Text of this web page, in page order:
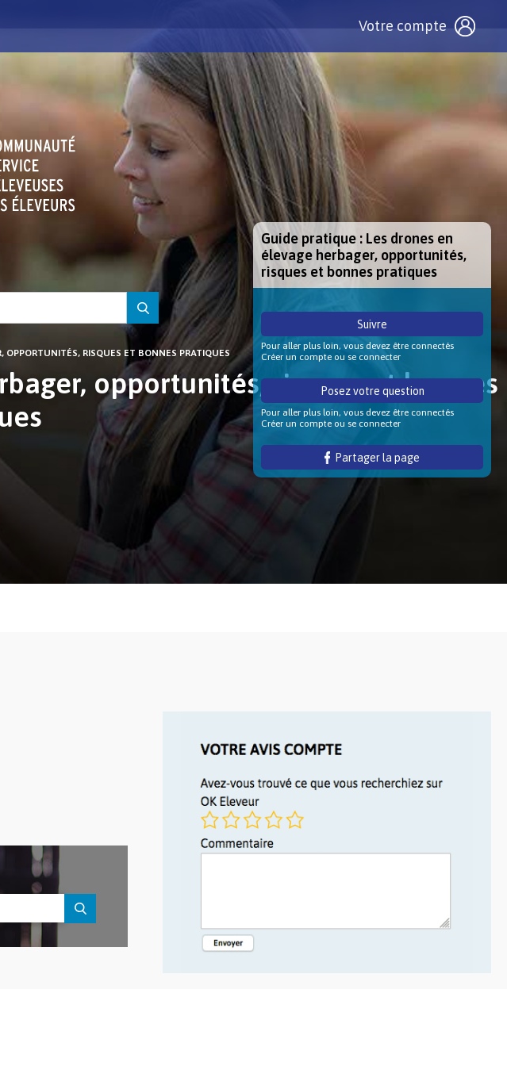
Votre compte
OPPORTUNITÉS, RISQUES ET BONNES PRATIQUES
opportunités, risques et bonnes
Guide pratique : Les drones en
élevage herbager, opportunités,
risques et bonnes pratiques
Suivre
Pour aller plus loin, vous devez être connectés
Créer un compte ou se connecter
Posez votre question
Pour aller plus loin, vous devez être connectés
Créer un compte ou se connecter
Partager la page